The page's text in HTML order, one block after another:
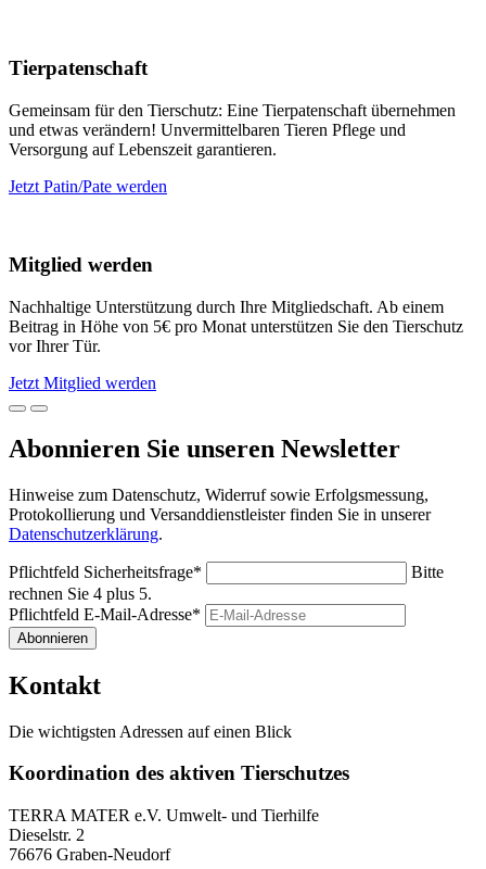
Tierpatenschaft
Gemeinsam für den Tierschutz: Eine Tierpatenschaft übernehmen
und etwas verändern! Unvermittelbaren Tieren Pflege und
Versorgung auf Lebenszeit garantieren.
Jetzt Patin/Pate werden
Mitglied werden
Nachhaltige Unterstützung durch Ihre Mitgliedschaft. Ab einem
Beitrag in Höhe von 5€ pro Monat unterstützen Sie den Tierschutz
vor Ihrer Tür.
Jetzt Mitglied werden
Abonnieren Sie unseren Newsletter
Hinweise zum Datenschutz, Widerruf sowie Erfolgsmessung,
Protokollierung und Versanddienstleister finden Sie in unserer
Datenschutzerklärung.
Pflichtfeld Sicherheitsfrage*
Bitte
rechnen Sie 4 plus 5.
Pflichtfeld E-Mail-Adresse*
Abonnieren
Kontakt
Die wichtigsten Adressen auf einen Blick
Koordination des aktiven Tierschutzes
TERRA MATER e.V. Umwelt- und Tierhilfe
Dieselstr. 2
76676 Graben-Neudorf